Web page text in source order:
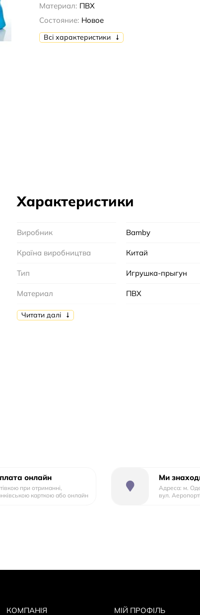
Материал: ПВХ
Состояние: Новое
Всі характеристики
Характеристики
Виробник Bamby
Країна виробництва Китай
Тип Игрушка-прыгун
Материал ПВХ
Состояние
Читати далі
онлайн
при отриманні,
карткою або онлайн
Ми
Адреса: м.
вул.
КОМПАНІЯ МІЙ ПРОФІЛЬ